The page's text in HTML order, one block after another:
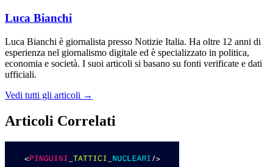
Luca Bianchi
Luca Bianchi è giornalista presso Notizie Italia. Ha oltre 12 anni di
esperienza nel giornalismo digitale ed è specializzato in politica,
economia e società. I suoi articoli si basano su fonti verificate e dati
ufficiali.
Vedi tutti gli articoli →
Articoli Correlati